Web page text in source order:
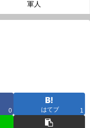
軍人
0 はてブ 1